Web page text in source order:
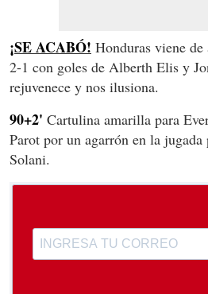
¡SE ACABÓ! Honduras viene
2-1 con goles de Alberth Elis y
rejuvenece y nos ilusiona.
90+2' Cartulina amarilla para
Parot por un agarrón en la
Solani.